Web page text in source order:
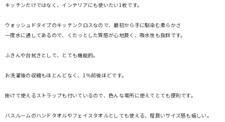
キッチンだけではなく、インテリアにも使いたい1枚です。
ウォッシュドタイプのキッチンクロスなので、最初から手に馴染む柔らかさ
一度水に通してあるので、くたっとした質感が心地良く、吸水性も抜群です。
ふきんや台拭きとして、とても機能的。
お洗濯後の収縮もほとんどなく、1％前後ほどです。
掛けて使えるストラップも付いているので、色んな場所に使えてとても便利です。
バスルームのハンドタオルやフェイスタオルとしても使える、程良いサイズ感も嬉しい。